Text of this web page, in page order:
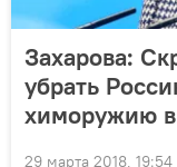
Захарова:
убрать
химоружию
29 марта 2018, 19:54